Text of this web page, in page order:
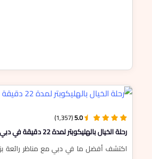
5.0
(1,357)
رحلة الخيال بالهليكوبتر لمدة 22 دقيقة في دبي